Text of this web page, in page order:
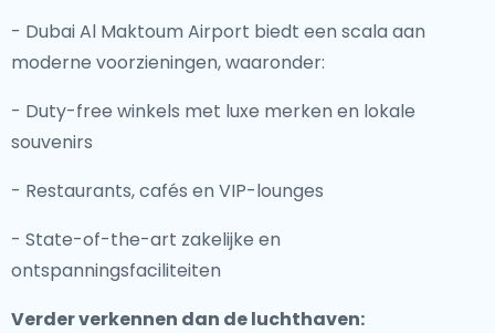
- Dubai Al Maktoum Airport biedt een scala aan
moderne voorzieningen, waaronder:
- Duty-free winkels met luxe merken en lokale
souvenirs
- Restaurants, cafés en VIP-lounges
- State-of-the-art zakelijke en
ontspanningsfaciliteiten
Verder verkennen dan de luchthaven: